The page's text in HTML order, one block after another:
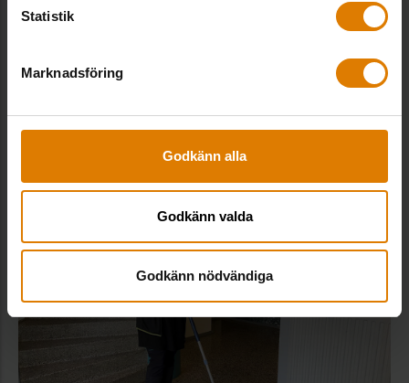
Statistik
Marknadsföring
Godkänn alla
Godkänn valda
Godkänn nödvändiga
nyanlända
Integration, Kompetens & personal